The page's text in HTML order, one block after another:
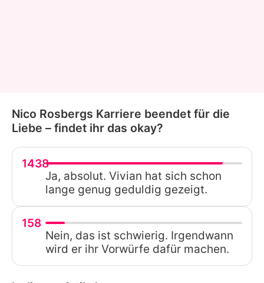
Nico Rosbergs Karriere beendet für die
Liebe – findet ihr das okay?
1438
Ja, absolut. Vivian hat sich schon
lange genug geduldig gezeigt.
158
Nein, das ist schwierig. Irgendwann
wird er ihr Vorwürfe dafür machen.